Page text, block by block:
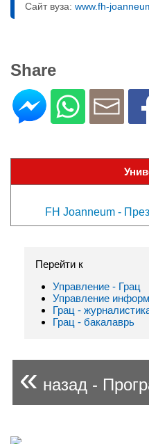
Сайт вуза: www.fh-
Share
FH Joanneum -
Перейти к
Управление - Грац
Управление
Грац -
Грац - бакалаврь
« назад -